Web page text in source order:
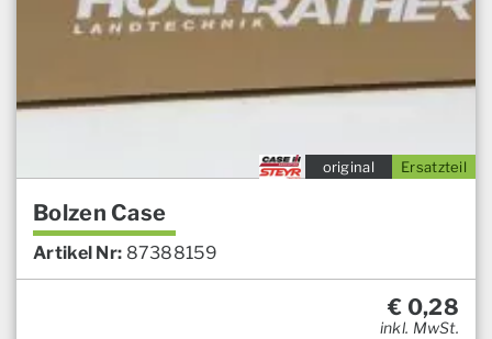
Ersatzteil
original
Bolzen Case
Artikel Nr: 87388159
€ 0,28
inkl. MwSt.